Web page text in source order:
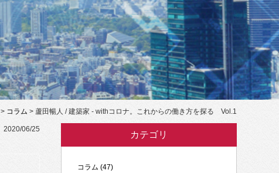
> コラム > 蘆田暢人 / 建築家 - withコロナ。これからの働き方を探る Vol.1
2020/06/25
カテゴリ
コラム (47)